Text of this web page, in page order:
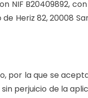
NIF B20409892,
Heriz 82, 20008
por la que se
sin perjuicio de la